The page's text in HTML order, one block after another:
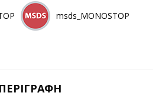
msds_MONOSTOP
ΠΕΡΙΓΡΑΦΉ